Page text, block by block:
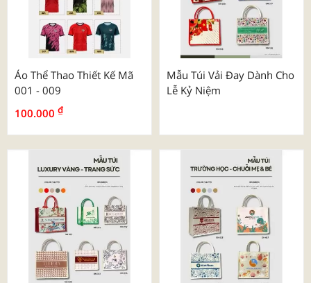
Áo Thể Thao Thiết Kế Mã
001 - 009
100.000 ₫
Mẫu Túi Vải Đay Dành Cho
Lễ Kỷ Niệm